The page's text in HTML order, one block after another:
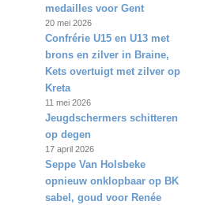
medailles voor Gent
20 mei 2026
Confrérie U15 en U13 met
brons en zilver in Braine,
Kets overtuigt met zilver op
Kreta
11 mei 2026
Jeugdschermers schitteren
op degen
17 april 2026
Seppe Van Holsbeke
opnieuw onklopbaar op BK
sabel, goud voor Renée